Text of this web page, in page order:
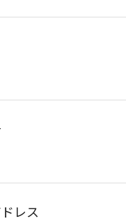
レス